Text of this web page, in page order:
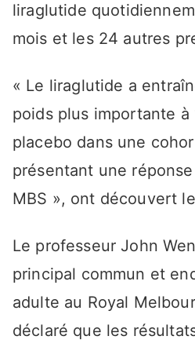
liraglutide
mois et les 24 autres
« Le liraglutide a
poids plus importante à
placebo dans une
présentant une
MBS », ont découvert
Le professeur John
principal commun et
adulte au Royal
déclaré que les